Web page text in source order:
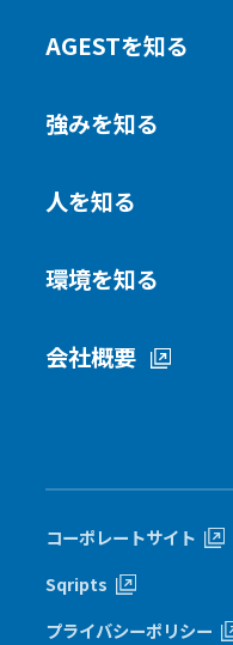
AGESTを知る
強みを知る
人を知る
環境を知る
会社概要
コーポレートサイト
Sqripts
プライバシーポリシー